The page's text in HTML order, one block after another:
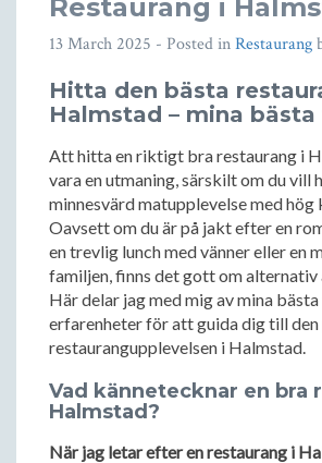
Restaurang i
13 March 2025 - Posted inRestaurang
Hitta den bästa
Halmstad – mina
Att hitta en riktigt bra restaurang i
vara en utmaning, särskilt om du vill
minnesvärd matupplevelse med hög
Oavsett om du är på jakt efter en
en trevlig lunch med vänner eller en
familjen, finns det gott om alternativ
Här delar jag med mig av mina
erfarenheter för att guida dig till
restaurangupplevelsen i Halmstad.
Vad kännetecknar en bra
Halmstad?
När jag letar efter en restaurang i